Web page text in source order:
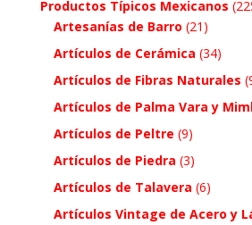
Productos Típicos Mexicanos
Artesanías de Barro (21)
Artículos de Cerámica (34)
Artículos de Fibras Naturales
Artículos de Palma Vara y
Artículos de Peltre (9)
Artículos de Piedra (3)
Artículos de Talavera (6)
Artículos Vintage de Acero y